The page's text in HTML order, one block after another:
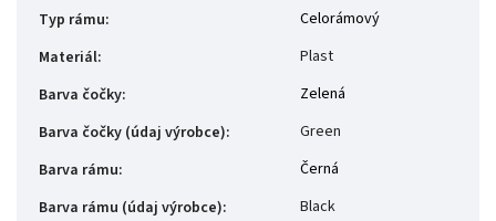
Typ rámu:
Celorámový
Materiál:
Plast
Barva čočky:
Zelená
Barva čočky (údaj výrobce):
Green
Barva rámu:
Černá
Barva rámu (údaj výrobce):
Black